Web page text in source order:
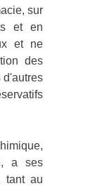
sur
et en
et ne
des
d'autres
a ses
tant au